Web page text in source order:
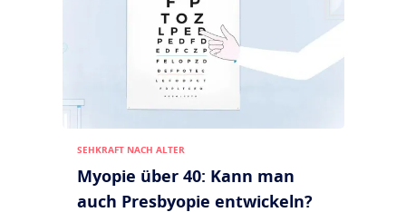
SEHKRAFT NACH ALTER
Myopie über 40: Kann man
auch Presbyopie entwickeln?